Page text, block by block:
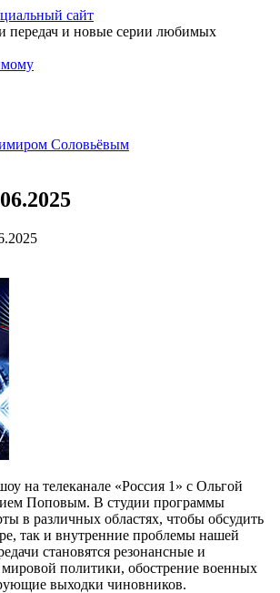
сайт
передач и новые серии любимых
Соловьёвым
на телеканале «Россия 1» с Ольгой
Поповым. В студии программы
в различных областях, чтобы обсудить
так и внутренние проблемы нашей
становятся резонансные и
мировой политики, обострение военных
выходки чиновников.